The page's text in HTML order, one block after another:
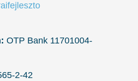
OTP Bank 11701004-
2-42